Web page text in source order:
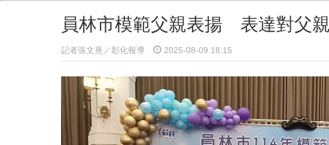
員林市模範父親表揚 表達對父
記者張文熹／彰化報導 2025-08-09 18:15